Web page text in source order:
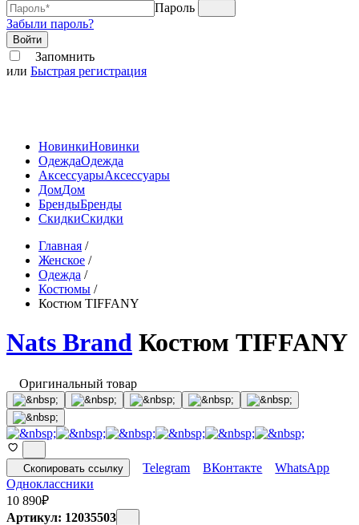
Пароль
Забыли пароль?
Войти
Запомнить
или Быстрая регистрация
НовинкиНовинки
ОдеждаОдежда
АксессуарыАксессуары
ДомДом
БрендыБренды
СкидкиСкидки
Главная /
Женское /
Одежда /
Костюмы /
Костюм TIFFANY
Nats Brand Костюм TIFFANY
Оригинальный товар
Скопировать ссылку Telegram ВКонтакте
WhatsApp
Одноклассники
10 890₽
Артикул: 12035503